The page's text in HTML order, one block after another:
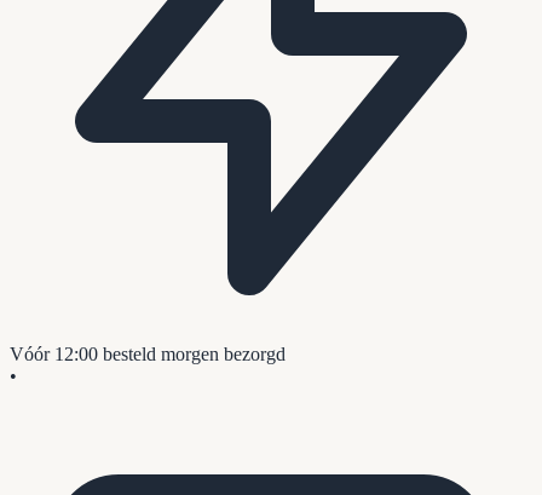
Vóór 12:00 besteld morgen bezorgd
•